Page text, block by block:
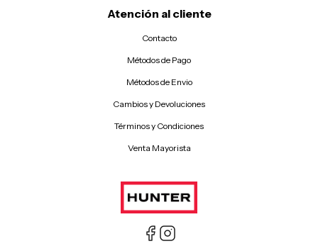
Atención al cliente
Contacto
Métodos de Pago
Métodos de Envio
Cambios y Devoluciones
Términos y Condiciones
Venta Mayorista